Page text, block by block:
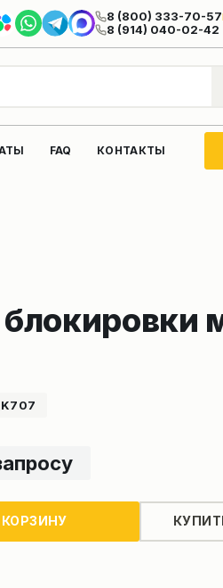
8 (800) 333-70-57
8 (914) 040-02-42
FAQ КОНТАКТЫ
КОРЗИНУ